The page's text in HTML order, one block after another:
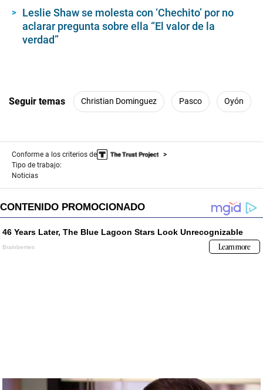
Leslie Shaw se molesta con ‘Chechito’ por no
aclarar pregunta sobre ella “El valor de la
verdad”
Seguir temas Christian Dominguez Pasco Oyón
Conforme a los criterios de
Tipo de trabajo:
Noticias